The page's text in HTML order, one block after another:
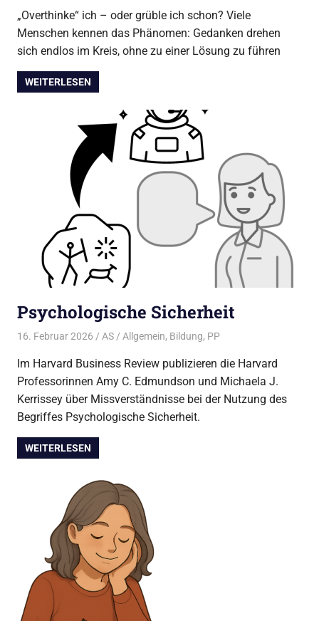
„Overthinke“ ich – oder grüble ich schon? Viele
Menschen kennen das Phänomen: Gedanken drehen
sich endlos im Kreis, ohne zu einer Lösung zu führen
WEITERLESEN
Psychologische Sicherheit
16. Februar 2026 AS Allgemein, Bildung, PP
Im Harvard Business Review publizieren die Harvard
Professorinnen Amy C. Edmundson und Michaela J.
Kerrissey über Missverständnisse bei der Nutzung des
Begriffes Psychologische Sicherheit.
WEITERLESEN